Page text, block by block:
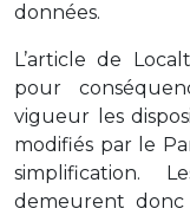
données.
L’article de
pour
vigueur les
modifiés par le
simplification.
demeurent donc